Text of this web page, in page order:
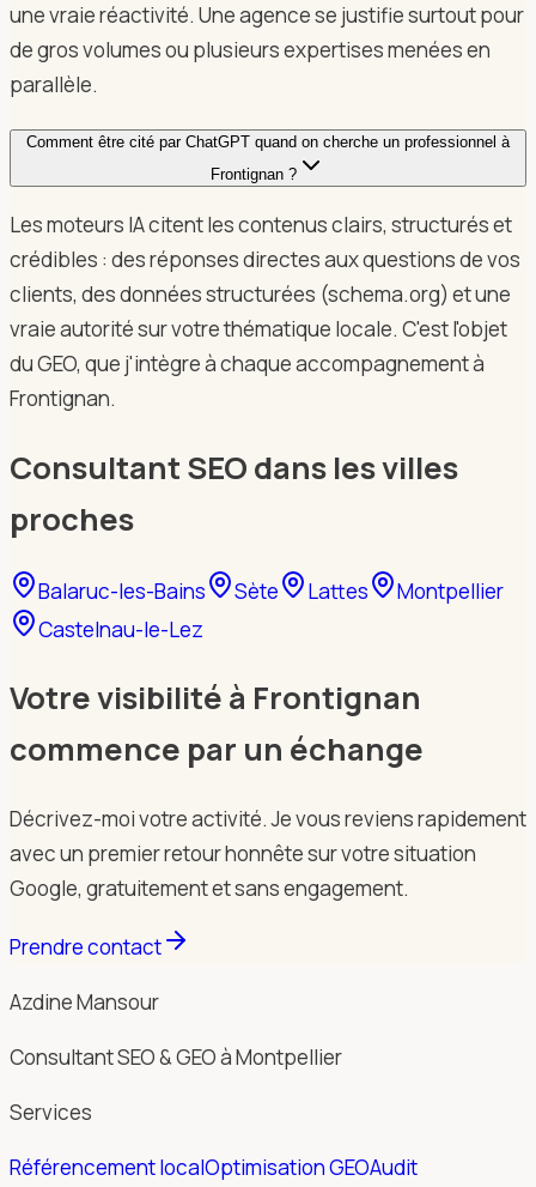
une vraie réactivité. Une agence se justifie surtout pour
de gros volumes ou plusieurs expertises menées en
parallèle.
Comment être cité par ChatGPT quand on cherche un professionnel à
Frontignan ?
Les moteurs IA citent les contenus clairs, structurés et
crédibles : des réponses directes aux questions de vos
clients, des données structurées (schema.org) et une
vraie autorité sur votre thématique locale. C'est l'objet
du GEO, que j'intègre à chaque accompagnement à
Frontignan.
Consultant SEO dans les villes
proches
Balaruc-les-Bains Sète Lattes
Montpellier
Castelnau-le-Lez
Votre visibilité à Frontignan
commence par un échange
Décrivez-moi votre activité. Je vous reviens rapidement
avec un premier retour honnête sur votre situation
Google, gratuitement et sans engagement.
Prendre contact
Azdine Mansour
Consultant SEO & GEO à Montpellier
Services
Référencement localOptimisation GEOAudit